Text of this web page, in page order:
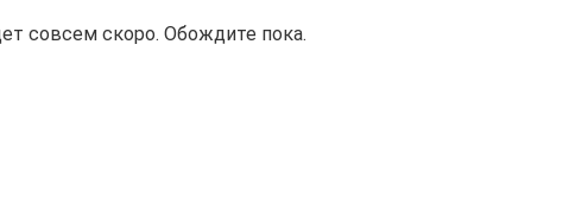
совсем скоро. Обождите пока.